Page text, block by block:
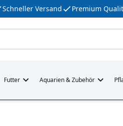
Schneller Versand Premium
Futter Aquarien & Zubehör